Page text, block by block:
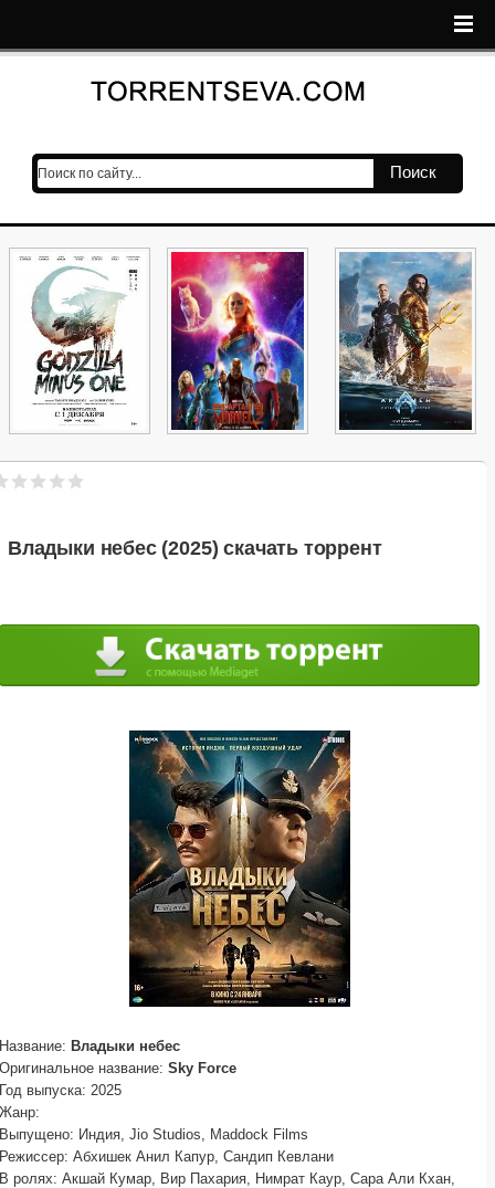
Поиск
Владыки небес (2025) скачать торрент
Название: Владыки небес
Оригинальное название: Sky Force
Год выпуска: 2025
Жанр:
Выпущено: Индия, Jio Studios, Maddock Films
Режиссер: Абхишек Анил Капур, Сандип Кевлани
В ролях: Акшай Кумар, Вир Пахария, Нимрат Каур, Сара Али Кхан,